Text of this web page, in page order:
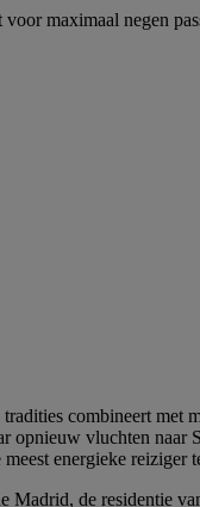
maximaal negen
combineert
opnieuw vluchten
energieke reiziger
de residentie